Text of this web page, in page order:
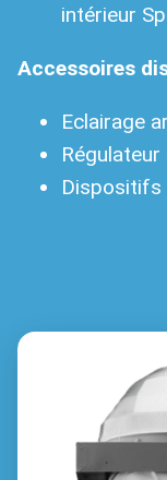
intérieur
Accessoires
Eclairage
Dispositifs